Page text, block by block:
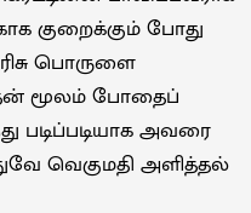
குறைக்கும் போது
பொருளை
மூலம் போதைப்
படிப்படியாக அவரை
வெகுமதி அளித்தல்